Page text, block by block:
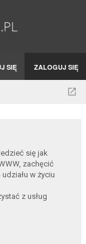
SIĘ ZALOGUJ SIĘ
się jak
zachęcić
w życiu
z usług